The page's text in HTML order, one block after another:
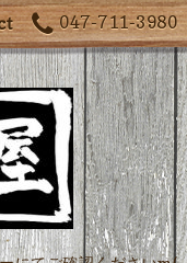
047-711-3980